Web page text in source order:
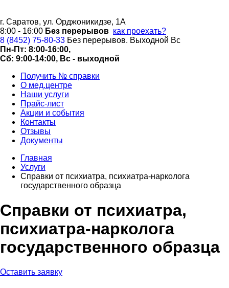
г. Саратов, ул. Орджоникидзе, 1А
8:00 - 16:00 Без перерывов как проехать?
8 (8452) 75-80-33 Без перерывов. Выходной Вс
Пн-Пт: 8:00-16:00,
Сб: 9:00-14:00, Вс - выходной
Получить № справки
О мед.центре
Наши услуги
Прайс-лист
Акции и события
Контакты
Отзывы
Документы
Главная
Услуги
Справки от психиатра, психиатра-нарколога
государственного образца
Справки от психиатра,
психиатра-нарколога
государственного образца
Оставить заявку